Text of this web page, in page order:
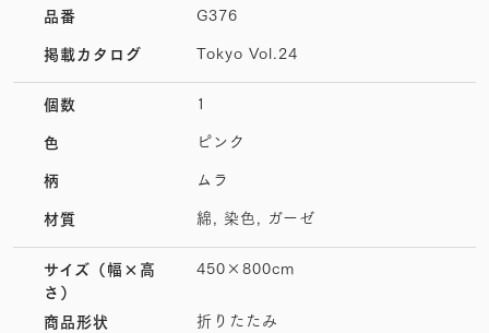
品番 G376
掲載カタログ Tokyo Vol.24
個数 1
色 ピンク
柄 ムラ
材質 綿, 染色, ガーゼ
サイズ （幅×高
さ）
450×800cm
商品形状 折りたたみ